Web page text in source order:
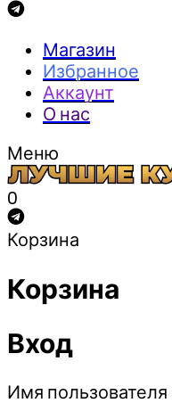
Магазин
Избранное
Аккаунт
О нас
Меню
0
Корзина
Корзина
Вход
Имя пользователя